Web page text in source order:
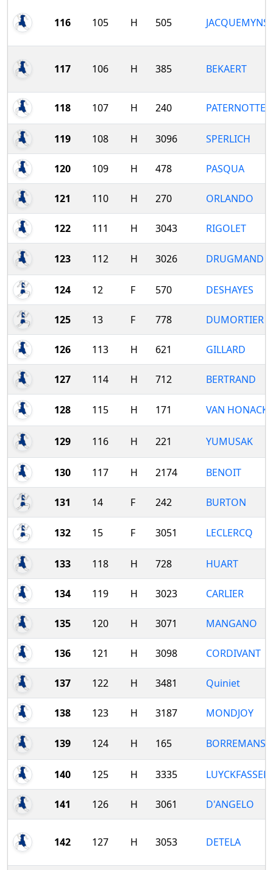
116 105 H 505 JACQUEMYNS
117 106 H 385 BEKAERT
118 107 H 240 PATERNOTTE
119 108 H 3096 SPERLICH
120 109 H 478 PASQUA
121 110 H 270 ORLANDO
122 111 H 3043 RIGOLET
123 112 H 3026 DRUGMAND
124 12 F 570 DESHAYES
125 13 F 778 DUMORTIER
126 113 H 621 GILLARD
127 114 H 712 BERTRAND
128 115 H 171 VAN
129 116 H 221 YUMUSAK
130 117 H 2174 BENOIT
131 14 F 242 BURTON
132 15 F 3051 LECLERCQ
133 118 H 728 HUART
134 119 H 3023 CARLIER
135 120 H 3071 MANGANO
136 121 H 3098 CORDIVANT
137 122 H 3481 Quiniet
138 123 H 3187 MONDJOY
139 124 H 165 BORREMANS
140 125 H 3335 LUYCKFASSEEL
141 126 H 3061 D'ANGELO
142 127 H 3053 DETELA